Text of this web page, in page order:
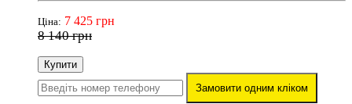
Ціна: 7 425 грн
8 140 грн
Купити
Замовити одним кліком